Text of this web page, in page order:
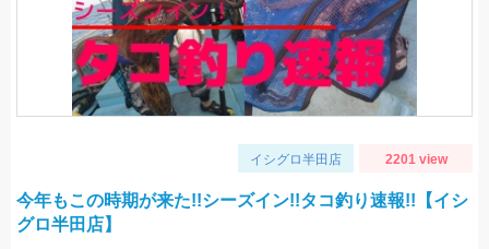
イシグロ半田店 2201 view
今年もこの時期が来た!!シーズイン!!タコ釣り速報!!【イシ
グロ半田店】